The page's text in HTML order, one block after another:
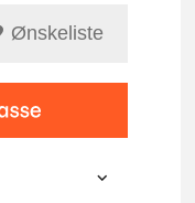
Ønskeliste